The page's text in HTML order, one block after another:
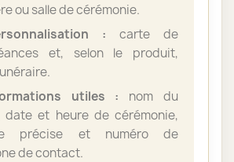
ou salle de cérémonie.
: carte de
et, selon le produit,
utiles : nom du
date et heure de cérémonie,
précise et numéro de
de contact.